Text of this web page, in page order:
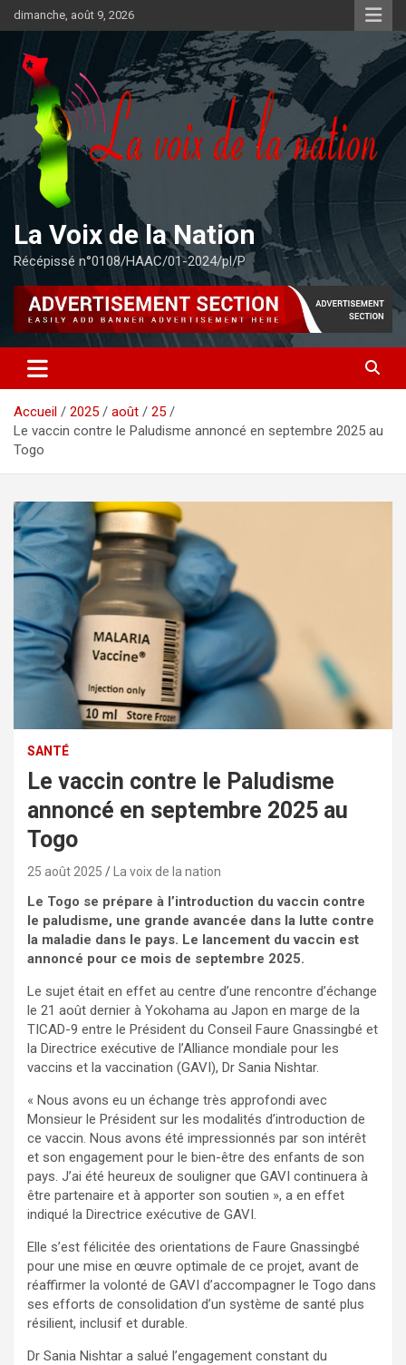
Aller
au
contenu
dimanche, août 9, 2026
La Voix de la Nation
Récépissé n°0108/HAAC/01-2024/pl/P
Accueil 2025 août
25
Le vaccin contre le Paludisme annoncé en septembre 2025 au
Togo
SANTÉ
Le vaccin contre le Paludisme
annoncé en septembre 2025 au
Togo
25 août 2025 La voix de la nation
Le Togo se prépare à l’introduction du vaccin contre
le paludisme, une grande avancée dans la lutte contre
la maladie dans le pays. Le lancement du vaccin est
annoncé pour ce mois de septembre 2025.
Le sujet était en effet au centre d’une rencontre d’échange
le 21 août dernier à Yokohama au Japon en marge de la
TICAD-9 entre le Président du Conseil Faure Gnassingbé et
la Directrice exécutive de l’Alliance mondiale pour les
vaccins et la vaccination (GAVI), Dr Sania Nishtar.
« Nous avons eu un échange très approfondi avec
Monsieur le Président sur les modalités d’introduction de
ce vaccin. Nous avons été impressionnés par son intérêt
et son engagement pour le bien-être des enfants de son
pays. J’ai été heureux de souligner que GAVI continuera à
être partenaire et à apporter son soutien », a en effet
indiqué la Directrice exécutive de GAVI.
Elle s’est félicitée des orientations de Faure Gnassingbé
pour une mise en œuvre optimale de ce projet, avant de
réaffirmer la volonté de GAVI d’accompagner le Togo dans
ses efforts de consolidation d’un système de santé plus
résilient, inclusif et durable.
Dr Sania Nishtar a salué l’engagement constant du